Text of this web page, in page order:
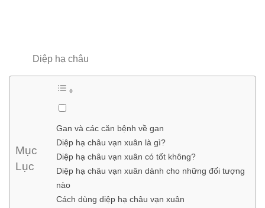
Diệp hạ châu
Mục
Lục
Gan và các căn bệnh về gan
Diệp hạ châu vạn xuân là gì?
Diệp hạ châu vạn xuân có tốt không?
Diệp hạ châu vạn xuân dành cho những đối tượng
nào
Cách dùng diệp hạ châu vạn xuân